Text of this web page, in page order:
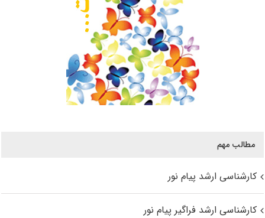
مطالب مهم
کارشناسی ارشد پیام نور
کارشناسی ارشد فراگیر پیام نور